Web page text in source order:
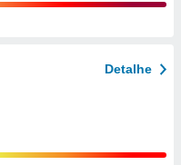
Detalhe